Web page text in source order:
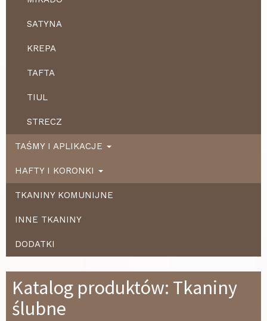
SATYNA
KREPA
TAFTA
TIUL
STRECZ
TAŚMY I APLIKACJE
HAFTY I KORONKI
TKANINY KOMUNIJNE
INNE TKANINY
DODATKI
Katalog produktów: Tkaniny
ślubne